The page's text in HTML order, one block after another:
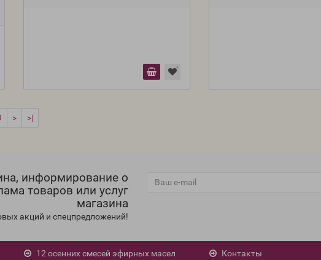
> >|
информирование о
товаров или услуг
магазина
акций и спецпредложений!
12 осенних смесей эфирных масел
Контакты